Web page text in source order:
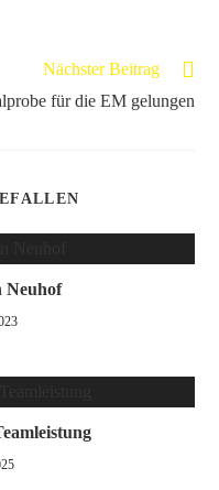
Nächster Beitrag
für die EM gelungen
Neuhof